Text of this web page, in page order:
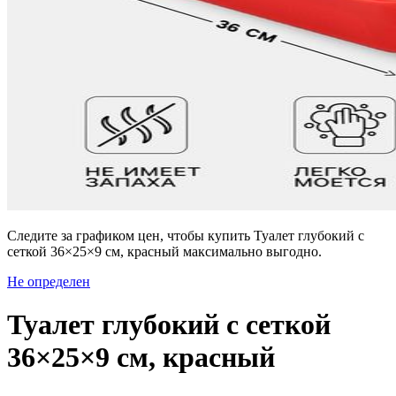
Следите за графиком цен, чтобы купить Туалет глубокий с
сеткой 36×25×9 см, красный максимально выгодно.
Не определен
Туалет глубокий с сеткой
36×25×9 см, красный